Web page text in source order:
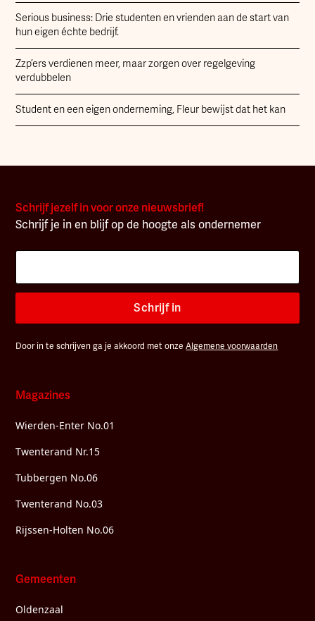
Serious business: Drie studenten en vrienden aan de start van
hun eigen échte bedrijf.
Zzp’ers verdienen meer, maar zorgen over regelgeving
verdubbelen
Student en een eigen onderneming, Fleur bewijst dat het kan
Schrijf jezelf in voor onze nieuwsbrief!
Schrijf je in en blijf op de hoogte als ondernemer
Schrijf in
Door in te schrijven ga je akkoord met onzeAlgemene voorwaarden
Magazines
Wierden-Enter No.01
Twenterand Nr.15
Tubbergen No.06
Twenterand No.03
Rijssen-Holten No.06
Gemeenten
Oldenzaal